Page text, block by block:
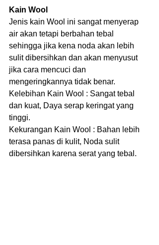
Kain Wool
Jenis kain Wool ini sangat menyerap
air akan tetapi berbahan tebal
sehingga jika kena noda akan lebih
sulit dibersihkan dan akan menyusut
jika cara mencuci dan
mengeringkannya tidak benar.
Kelebihan Kain Wool : Sangat tebal
dan kuat, Daya serap keringat yang
tinggi.
Kekurangan Kain Wool : Bahan lebih
terasa panas di kulit, Noda sulit
dibersihkan karena serat yang tebal.